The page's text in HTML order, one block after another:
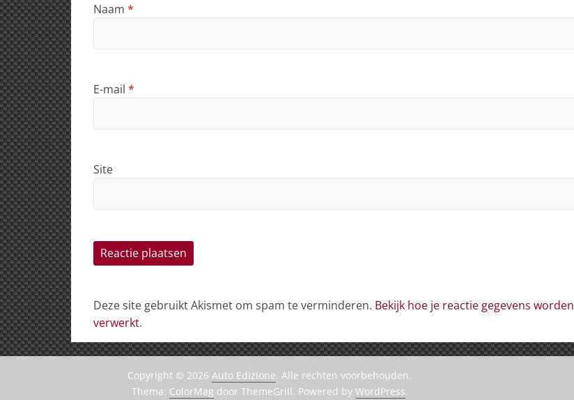
Naam *
E-mail *
Site
Deze site gebruikt Akismet om spam te verminderen. Bekijk hoe je reactie gegevens worden
verwerkt.
Copyright © 2026 Auto Edizione. Alle rechten voorbehouden.
Thema: ColorMag door ThemeGrill. Powered by WordPress.